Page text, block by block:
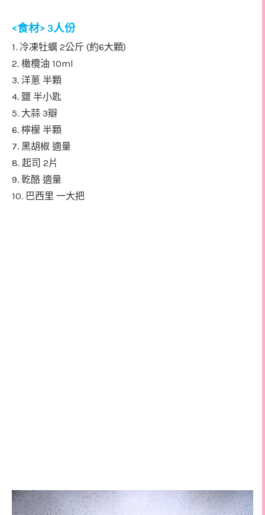
<食材> 3人份
1. 冷凍牡蠣 2公斤 (約6大顆)
2. 橄欖油 10ml
3. 洋蔥 半顆
4. 鹽 半小匙
5. 大蒜 3瓣
6. 檸檬 半顆
7. 黑胡椒 適量
8. 起司 2片
9. 乾酪 適量
10. 巴西里 一大把